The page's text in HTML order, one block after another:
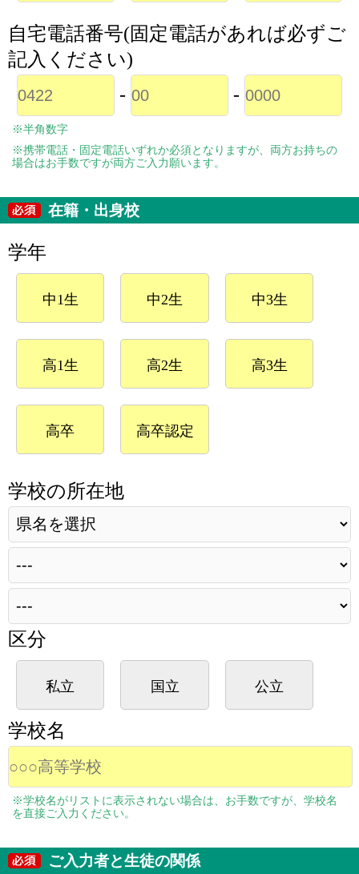
自宅電話番号(固定電話があれば必ずご
記入ください)
-
-
※半角数字
※携帯電話・固定電話いずれか必須となりますが、両方お持ちの
場合はお手数ですが両方ご入力願います。
在籍・出身校
学年
中1生 中2生 中3生
高1生 高2生 高3生
高卒 高卒認定
学校の所在地
区分
私立 国立 公立
学校名
※学校名がリストに表示されない場合は、お手数ですが、学校名
を直接ご入力ください。
ご入力者と生徒の関係